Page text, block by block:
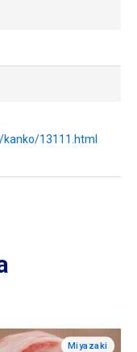
13111.html
Miyazaki